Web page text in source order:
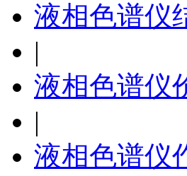
液相色谱仪
|
液相色谱仪
|
液相色谱仪